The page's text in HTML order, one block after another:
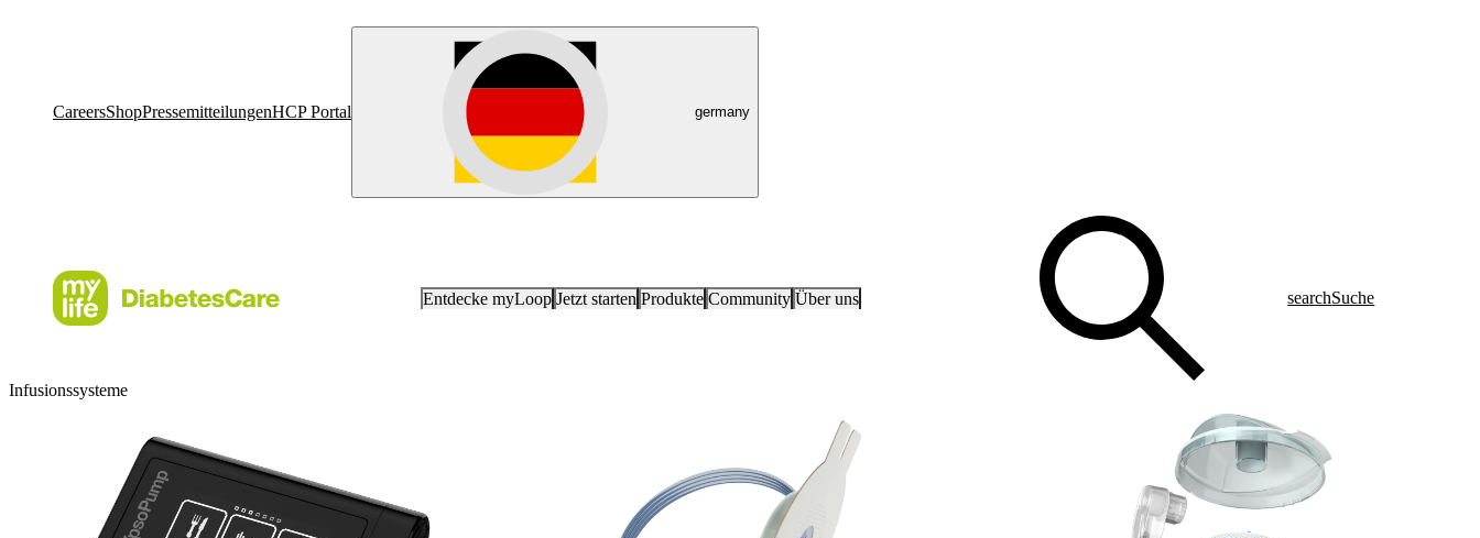
CareersShopPressemitteilungenHCP Portal germany
Entdecke myLoop Jetzt starten Produkte Community Über uns searchSuche
Infusionssysteme